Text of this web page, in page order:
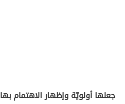
جعلها أولويّة وإظهار الاهتمام بها